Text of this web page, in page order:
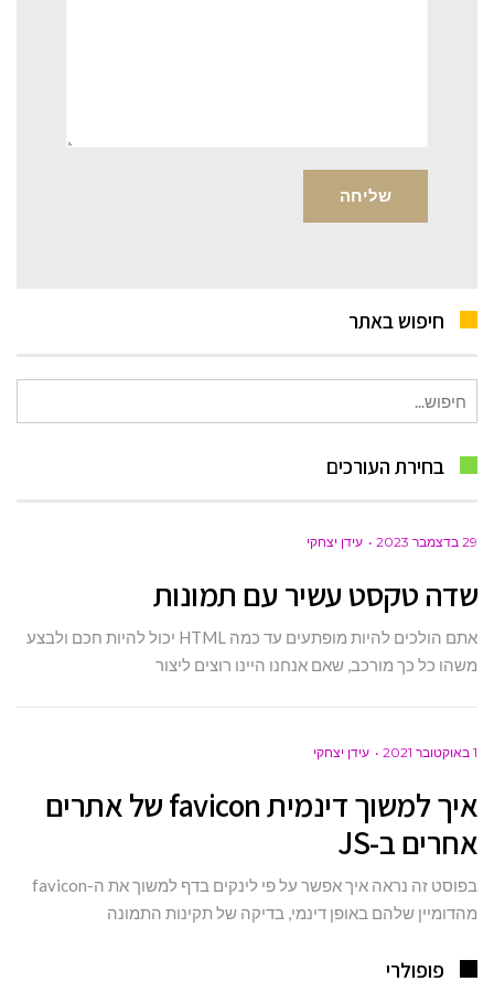
חיפוש באתר
עבור:
בחירת העורכים
29 בדצמבר 2023 עידן יצחקי
שדה טקסט עשיר עם תמונות
אתם הולכים להיות מופתעים עד כמה HTML יכול להיות חכם ולבצע
משהו כל כך מורכב, שאם אנחנו היינו רוצים ליצור
1 באוקטובר 2021 עידן יצחקי
איך למשוך דינמית favicon של אתרים
אחרים ב-JS
בפוסט זה נראה איך אפשר על פי לינקים בדף למשוך את ה-favicon
מהדומיין שלהם באופן דינמי, בדיקה של תקינות התמונה
פופולרי